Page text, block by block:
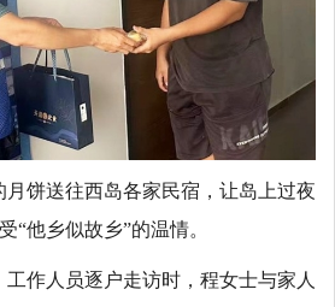
月饼送往西岛各家民宿，让岛上过夜
“他乡似故乡”的温情。
作人员逐户走访时，程女士与家人